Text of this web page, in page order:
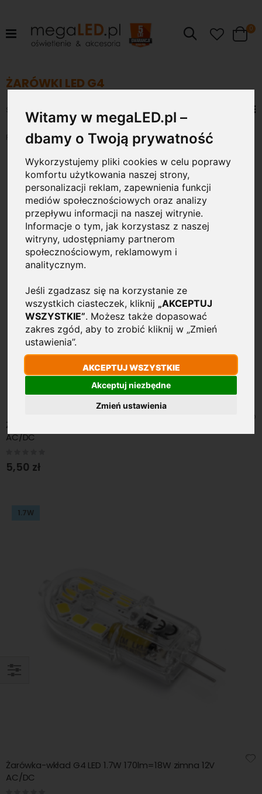
Witamy w megaLED.pl –
dbamy o Twoją prywatność
Wykorzystujemy pliki cookies w celu poprawy
komfortu użytkowania naszej strony,
personalizacji reklam, zapewnienia funkcji
mediów społecznościowych oraz analizy
przepływu informacji na naszej witrynie.
Informacje o tym, jak korzystasz z naszej
witryny, udostępniamy partnerom
społecznościowym, reklamowym i
analitycznym.
Jeśli zgadzasz się na korzystanie ze
wszystkich ciasteczek, kliknij „AKCEPTUJ
WSZYSTKIE”. Możesz także dopasować
zakres zgód, aby to zrobić kliknij w „Zmień
ustawienia”.
AKCEPTUJ WSZYSTKIE
Akceptuj niezbędne
Zmień ustawienia
Szukaj Cart
0
ŻARÓWKI LED G4
Sortuj wg
kierunek
malejący
Pokaż
1.7W
Żarówka-wkład G4 LED 1.7W 160lm=17W ciepła 12V
AC/DC
5,50 zł
1.7W
Żarówka-wkład G4 LED 1.7W 170lm=18W zimna 12V
AC/DC